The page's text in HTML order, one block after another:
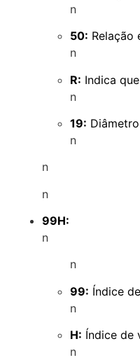
n
50: Relação
n
R: Indica
n
19:
n
n
n
99H:
n
n
99: Índice
n
H: Índice de
n